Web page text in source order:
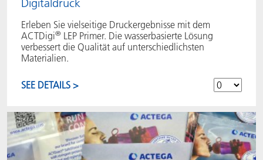
Digitaldruck
Erleben Sie vielseitige Druckergebnisse mit dem
ACTDigi® LEP Primer. Die wasserbasierte Lösung
verbessert die Qualität auf unterschiedlichsten
Materialien.
SEE DETAILS >